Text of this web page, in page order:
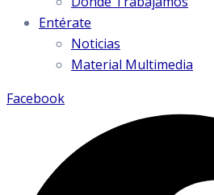
Entérate
Noticias
Material Multimedia
Facebook